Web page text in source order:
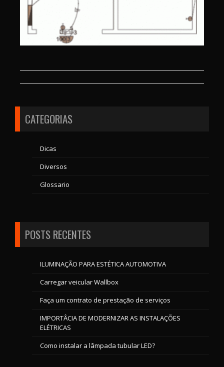
CATEGORIAS
Dicas
Diversos
Glossario
POSTS RECENTES
ILUMINAÇÃO PARA ESTÉTICA AUTOMOTIVA
Carregar veicular Wallbox
Faça um contrato de prestação de serviços
IMPORTÂCIA DE MODERNIZAR AS INSTALAÇÕES
ELÉTRICAS
Como instalar a lâmpada tubular LED?